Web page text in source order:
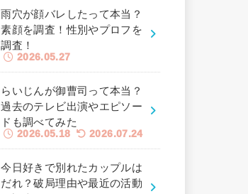
雨穴が顔バレしたって本当？
素顔を調査！性別やプロフを
調査！
2026.05.27
らいじんが御曹司って本当？
過去のテレビ出演やエピソー
ドも調べてみた
2026.05.18 2026.07.24
今日好きで別れたカップルは
だれ？破局理由や最近の活動